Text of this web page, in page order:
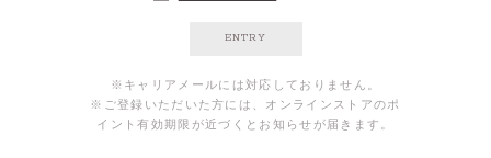
ENTRY
※キャリアメールには対応しておりません。
※ご登録いただいた方には、オンラインストアのポ
イント有効期限が近づくとお知らせが届きます。